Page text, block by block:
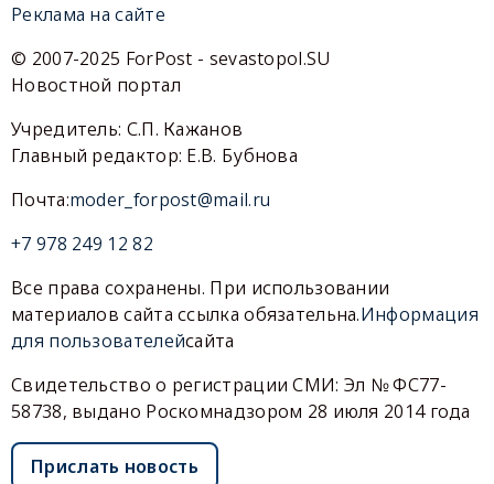
Реклама на сайте
© 2007-2025 ForPost - sevastopol.SU
Новостной портал
Учредитель: С.П. Кажанов
Главный редактор: Е.В. Бубнова
Почта:moder_forpost@mail.ru
+7 978 249 12 82
Все права сохранены. При использовании
материалов сайта ссылка обязательна.Информация
для пользователейсайта
Свидетельство о регистрации СМИ: Эл № ФС77-
58738, выдано Роскомнадзором 28 июля 2014 года
Прислать новость